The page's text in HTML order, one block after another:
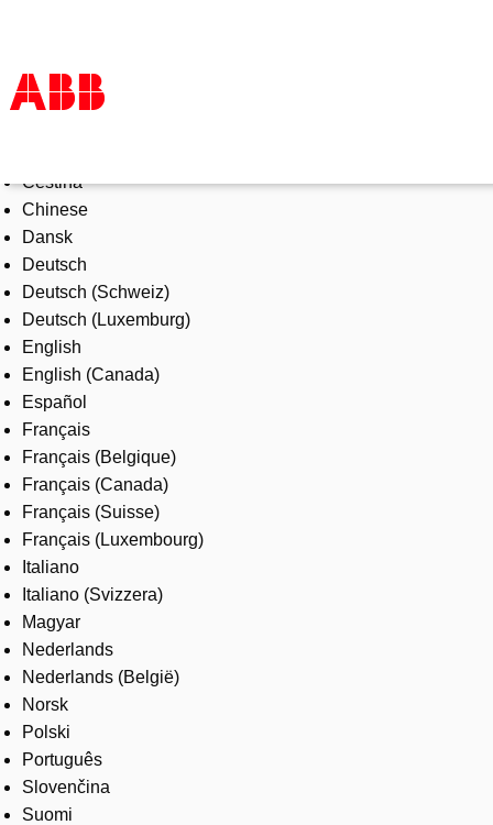
Products & Solutions
Industries
Services
About us
Where to buy
Contact us
Careers
Čeština
Chinese
Dansk
Deutsch
Deutsch (Schweiz)
Deutsch (Luxemburg)
English
English (Canada)
Español
Français
Français (Belgique)
Français (Canada)
Français (Suisse)
Français (Luxembourg)
Italiano
Italiano (Svizzera)
Magyar
Nederlands
Nederlands (België)
Norsk
Polski
Português
Slovenčina
Suomi